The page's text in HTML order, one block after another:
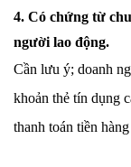
4. Có chứng từ
người lao động.
Cần lưu ý; doanh
khoản thẻ tín dụng
thanh toán tiền